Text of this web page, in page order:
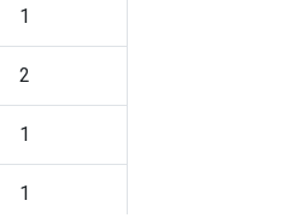
1
2
1
1